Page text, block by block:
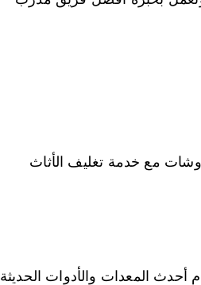
مع خدمة تغليف الأثاث
المعدات والأدوات الحديثة